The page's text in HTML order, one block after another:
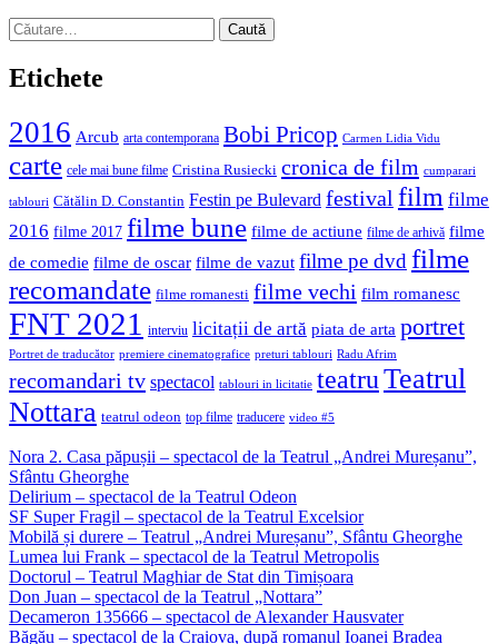
Caută
după:
Etichete
2016 Arcub arta contemporana Bobi Pricop Carmen Lidia Vidu
carte cele mai bune filme Cristina Rusiecki cronica de film cumparari
tablouri Cătălin D. Constantin Festin pe Bulevard festival film filme
2016 filme 2017 filme bune filme de actiune filme de arhivă filme
de comedie filme de oscar filme de vazut filme pe dvd filme
recomandate filme romanesti filme vechi film romanesc
FNT 2021 interviu licitații de artă piata de arta portret
Portret de traducător premiere cinematografice preturi tablouri Radu Afrim
recomandari tv spectacol tablouri in licitatie teatruTeatrul
Nottara teatrul odeon top filme traducere video #5
Nora 2. Casa păpușii – spectacol de la Teatrul „Andrei Mureșanu”,
Sfântu Gheorghe
Delirium – spectacol de la Teatrul Odeon
SF Super Fragil – spectacol de la Teatrul Excelsior
Mobilă și durere – Teatrul „Andrei Mureșanu”, Sfântu Gheorghe
Lumea lui Frank – spectacol de la Teatrul Metropolis
Doctorul – Teatrul Maghiar de Stat din Timișoara
Don Juan – spectacol de la Teatrul „Nottara”
Decameron 135666 – spectacol de Alexander Hausvater
Băgău – spectacol de la Craiova, după romanul Ioanei Bradea